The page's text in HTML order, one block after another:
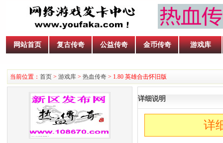
网站首页 复古传奇 公益传奇 金币传奇 游戏库
当前位置： 首页 > 游戏库 > 热血传奇 > 1.80 英雄合击怀旧版
详细说明
详